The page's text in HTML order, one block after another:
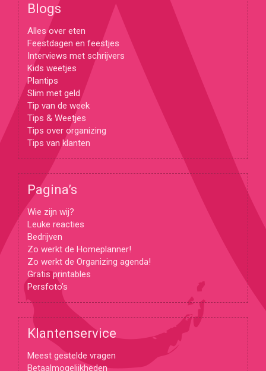
Blogs
Alles over eten
Feestdagen en feestjes
Interviews met schrijvers
Kids weetjes
Plantips
Slim met geld
Tip van de week
Tips & Weetjes
Tips over organizing
Tips van klanten
Pagina’s
Wie zijn wij?
Leuke reacties
Bedrijven
Zo werkt de Homeplanner!
Zo werkt de Organizing agenda!
Gratis printables
Persfoto’s
Klantenservice
Meest gestelde vragen
Betaalmogelijkheden